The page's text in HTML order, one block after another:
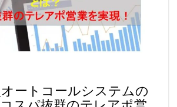
ートコールシステムの